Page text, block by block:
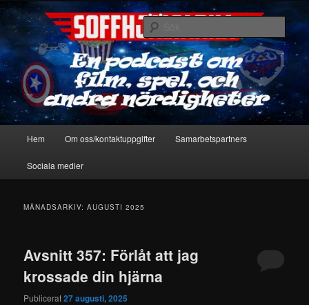
Hoppa
primärt
innehåll
Hoppa
sekundärt
innehållSoffhjältarna
En podcast om film, spel & andra nördigheter
Sök
Hem Om oss/kontaktuppgifter Samarbetspartners
Sociala medier
MÅNADSARKIV:AUGUSTI 2025
Avsnitt 357: Förlåt att jag
krossade din hjärna
Publicerat27 augusti, 2025